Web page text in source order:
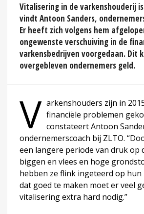
Vitalisering in de varkenshouderij
vindt Antoon Sanders,
Er heeft zich volgens hem
ongewenste verschuiving in de
varkensbedrijven voorgedaan. Dit
overgebleven ondernemers geld.
V arkenshouders zijn in
financiële problemen
constateert Antoon
ondernemerscoach bij ZLTO.
een langere periode van druk op
biggen en vlees en hoge
hebben ze flink ingeteerd op hun
dat goed te maken moet er veel
vitalisering extra hard nodig.”